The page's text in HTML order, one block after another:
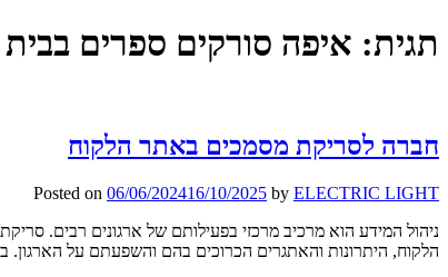
תגית: איפה סורקים ספרים
חברה לסריקת מסמכים באתר הלקוח
Posted on 06/06/202416/10/2025 by ELECTRIC LIGHT
ניהול המידע הוא מרכיב מרכזי בפעילותם של ארגונים רבים.
הלקוח, היתרונות והאתגרים הכרוכים בהם והשפעתם על הארגון.